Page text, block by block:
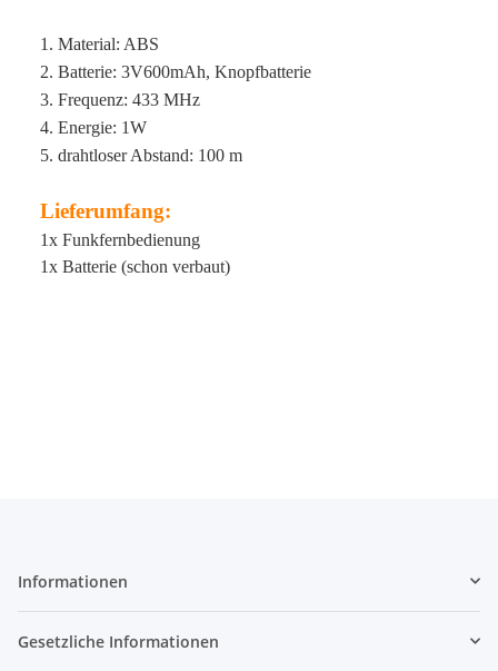
1. Material: ABS
2. Batterie: 3V600mAh, Knopfbatterie
3. Frequenz: 433 MHz
4. Energie: 1W
5. drahtloser Abstand: 100 m
Lieferumfang:
1x Funkfernbedienung
1x Batterie (schon verbaut)
Informationen
Gesetzliche Informationen